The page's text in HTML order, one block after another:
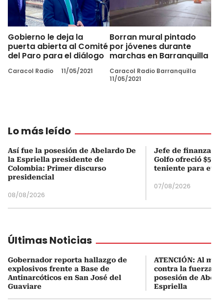
Gobierno le deja la
puerta abierta al Comité
del Paro para el diálogo
Caracol Radio 11/05/2021
Borran mural pintado
por jóvenes durante
marchas en Barranquilla
Caracol Radio Barranquilla
11/05/2021
Lo más leído
Así fue la posesión de Abelardo De
la Espriella presidente de
Colombia: Primer discurso
presidencial
08/08/2026
Jefe de finanzas
Golfo ofreció
teniente para
07/08/2026
Últimas Noticias
Gobernador reporta hallazgo de
explosivos frente a Base de
Antinarcóticos en San José del
Guaviare
ATENCIÓN: Al
contra la fuerza
posesión de
Espriella